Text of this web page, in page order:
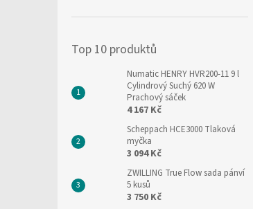
Top 10 produktů
Numatic HENRY HVR200-11 9 l
Cylindrový Suchý 620 W
Prachový sáček
4 167 Kč
Scheppach HCE3000 Tlaková
myčka
3 094 Kč
ZWILLING True Flow sada pánví
5 kusů
3 750 Kč